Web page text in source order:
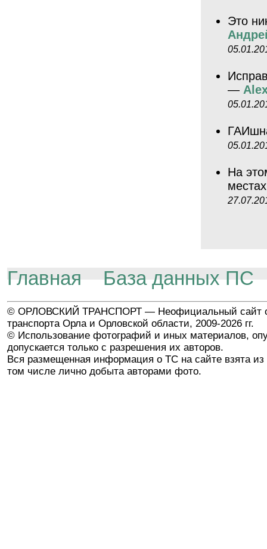
Это
—
На
Главная База данных ПС
© ОРЛОВСКИЙ ТРАНСПОРТ — Неофициальный сайт
транспорта Орла и Орловской области, 2009-2026 гг.
© Использование фотографий и иных материалов,
допускается только с разрешения их авторов.
Вся размещенная информация о ТС на сайте взята из
том числе лично добыта авторами фото.